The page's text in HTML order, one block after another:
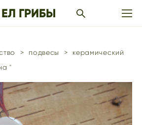
ГРИБЫ
> подвесы >
керамический
"